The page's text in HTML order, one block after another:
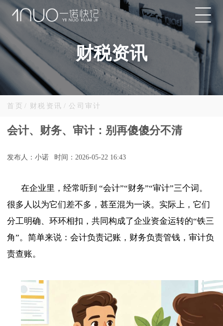
财税资讯
首页 / 财税资讯 / 公司审计
会计、财务、审计：别再傻傻分不清
发布人：小诺 时间：2026-05-22 16:43
在企业里，经常听到 “会计”“财务”“审计”三个词。
很多人以为它们差不多，甚至混为一谈。实际上，它们
分工明确、环环相扣，共同构成了企业资金运转的“铁三
角”。简单来说：会计负责记账，财务负责管钱，审计负
责查账。